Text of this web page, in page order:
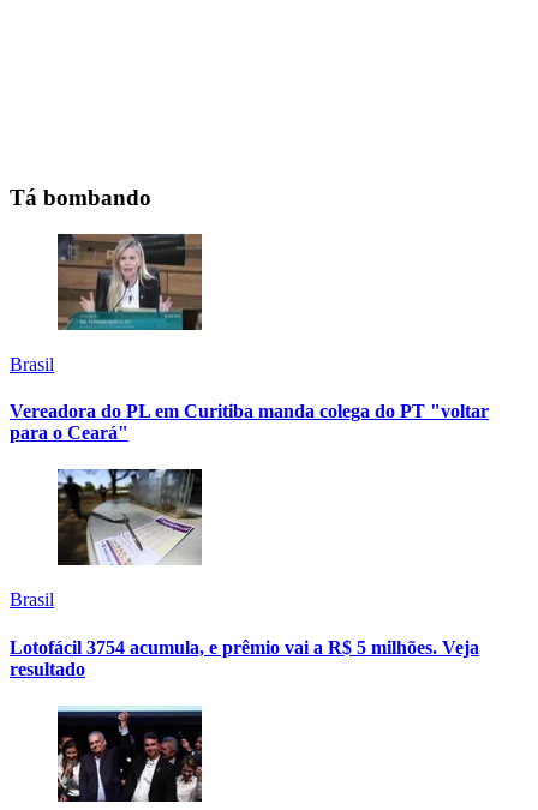
Tá bombando
Brasil
Vereadora do PL em Curitiba manda colega do PT "voltar
para o Ceará"
Brasil
Lotofácil 3754 acumula, e prêmio vai a R$ 5 milhões. Veja
resultado